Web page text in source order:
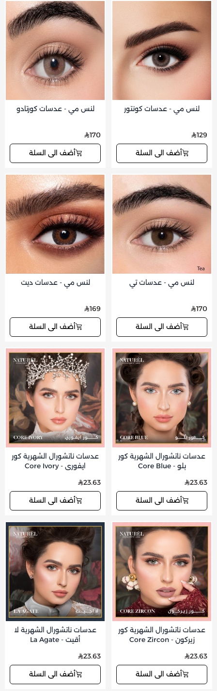
لنس مي - عدسات كونتور
129
أضف الى السلة
لنس مي - عدسات كورتادو
170
أضف الى السلة
لنس مي - عدسات تي
170
أضف الى السلة
لنس مي - عدسات ديت
169
أضف الى السلة
عدسات ناتشورال الشهرية كور
بلو - Core Blue
23.63
أضف الى السلة
عدسات ناتشورال الشهرية كور
ايفوري - Core Ivory
23.63
أضف الى السلة
عدسات ناتشورال الشهرية كور
زيركون - Core Zircon
23.63
أضف الى السلة
عدسات ناتشورال الشهرية لا
أقيت - La Agate
23.63
أضف الى السلة